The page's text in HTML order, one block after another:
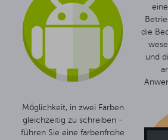
die
und
Möglichkeit, in zwei Farben
gleichzeitig zu schreiben -
führen Sie eine farbenfrohe